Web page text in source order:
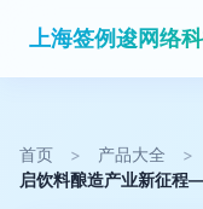
首页 > 产品大全 >
启饮料酿造产业新征